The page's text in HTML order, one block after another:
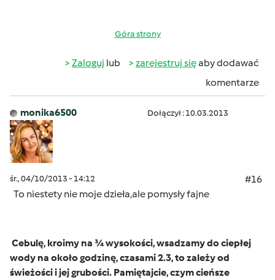
Góra strony
Zaloguj lub zarejestruj sięaby dodawać
komentarze
monika6500 Dołączył : 10.03.2013
śr., 04/10/2013 - 14:12
#16
To niestety nie moje dzieła,ale pomysły fajne
Cebulę, kroimy na ¾ wysokości, wsadzamy do ciepłej
wody na około godzinę, czasami 2.3, to zależy od
świeżości i jej grubości. Pamiętajcie, czym cieńsze